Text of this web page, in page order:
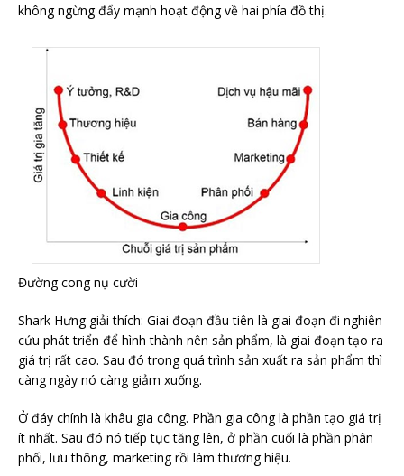
không ngừng đẩy mạnh hoạt động về hai phía đồ thị.
Đường cong nụ cười
Shark Hưng giải thích: Giai đoạn đầu tiên là giai đoạn đi nghiên
cứu phát triển để hình thành nên sản phẩm, là giai đoạn tạo ra
giá trị rất cao. Sau đó trong quá trình sản xuất ra sản phẩm thì
càng ngày nó càng giảm xuống.
Ở đáy chính là khâu gia công. Phần gia công là phần tạo giá trị
ít nhất. Sau đó nó tiếp tục tăng lên, ở phần cuối là phần phân
phối, lưu thông, marketing rồi làm thương hiệu.